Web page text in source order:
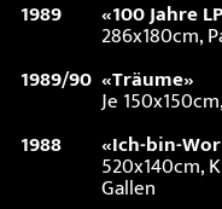
1989
«100 Jahre
286x180cm,
1989/90 «Träume»
Je
1988
«Ich-bin-
520x140cm,
Gallen